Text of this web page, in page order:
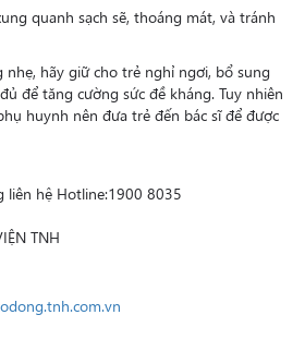
quanh sạch sẽ, thoáng mát, và tránh
hãy giữ cho trẻ nghỉ ngơi, bổ sung
để tăng cường sức đề kháng. Tuy nhiên
huynh nên đưa trẻ đến bác sĩ để được
hệ Hotline:1900 8035
TNH